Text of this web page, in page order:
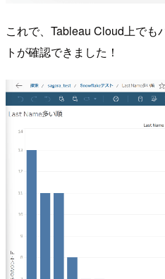
これで、Tableau Cloud上でも
トが確認できました！